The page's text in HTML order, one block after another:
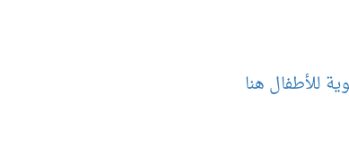
للأطفال هنا